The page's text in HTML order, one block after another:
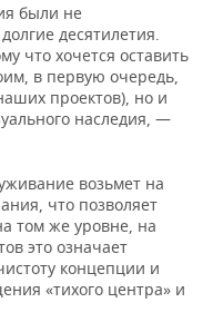
были не
десятилетия.
что хочется оставить
в первую очередь,
проектов), но и
наследия, —
возьмет на
что позволяет
том же уровне, на
это означает
концепции и
«тихого центра» и